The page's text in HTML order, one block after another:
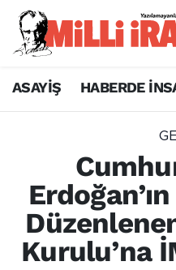
ASAYİŞ HABERDE
Kurulu’na